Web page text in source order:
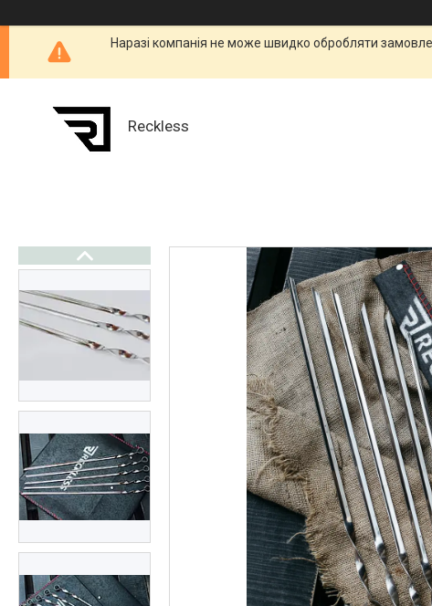
Наразі компанія не може швидко обробляти
Reckless